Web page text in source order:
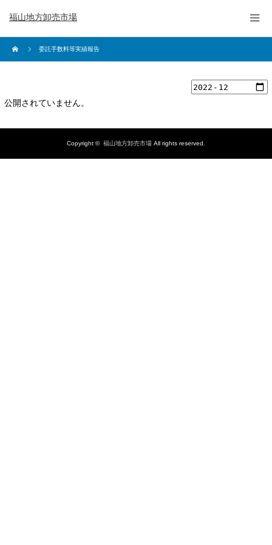
福山地方卸売市場
委託手数料等実績報告
公開されていません。
Copyright © 福山地方卸売市場 All rights reserved.